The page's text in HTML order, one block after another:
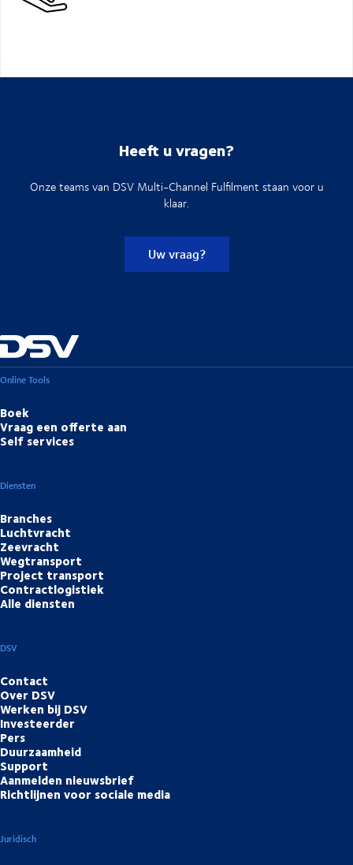
Heeft u vragen?
Onze teams van DSV Multi-Channel Fulfilment staan voor u
klaar.
Uw vraag?
Online Tools
Boek
Vraag een offerte aan
Self services
Diensten
Branches
Luchtvracht
Zeevracht
Wegtransport
Project transport
Contractlogistiek
Alle diensten
DSV
Contact
Over DSV
Werken bij DSV
Investeerder
Pers
Duurzaamheid
Support
Aanmelden nieuwsbrief
Richtlijnen voor sociale media
Juridisch